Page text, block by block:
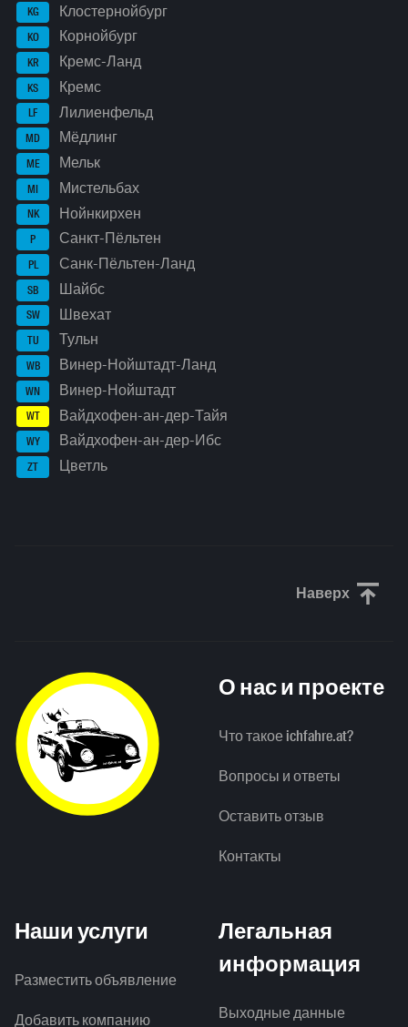
KG Клостернойбург
KO Корнойбург
KR Кремс-Ланд
KS Кремс
LF Лилиенфельд
MD Мёдлинг
ME Мельк
MI Мистельбах
NK Нойнкирхен
P Санкт-Пёльтен
PL Санк-Пёльтен-Ланд
SB Шайбс
SW Швехат
TU Тульн
WB Винер-Нойштадт-Ланд
WN Винер-Нойштадт
WT Вайдхофен-ан-дер-Тайя
WY Вайдхофен-ан-дер-Ибс
ZT Цветль
Наверх
О нас и проекте
Что такое ichfahre.at?
Вопросы и ответы
Оставить отзыв
Контакты
Наши услуги
Разместить объявление
Добавить компанию
Легальная
информация
Выходные данные